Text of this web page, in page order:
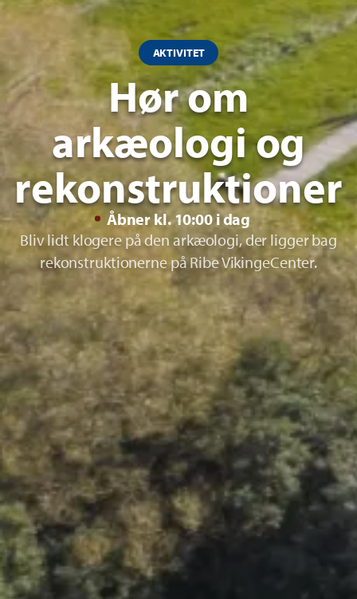
AKTIVITET
Hør om
arkæologi og
rekonstruktioner
Åbner kl. 10:00 i dag
Bliv lidt klogere på den arkæologi, der ligger bag
rekonstruktionerne på Ribe VikingeCenter.